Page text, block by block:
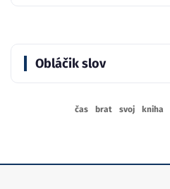
Obláčik slov
čas brat svoj kniha